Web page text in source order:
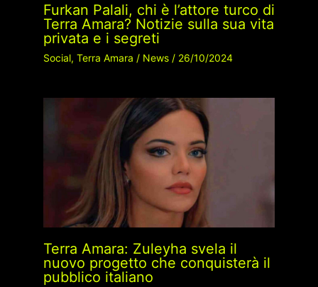
Furkan Palali, chi è l’attore turco di
Terra Amara? Notizie sulla sua vita
privata e i segreti
Social, Terra Amara / News/ 26/10/2024
Terra Amara: Zuleyha svela il
nuovo progetto che conquisterà il
pubblico italiano